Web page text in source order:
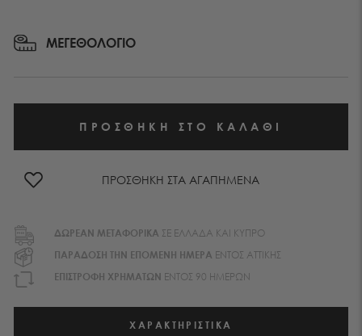
ΜΕΓΕΘΟΛΟΓΙΟ
ΠΡΟΣΘΗΚΗ ΣΤΑ ΑΓΑΠΗΜΕΝΑ
ΔΩΡΕΑΝ ΜΕΤΑΦΟΡΙΚA ΣΕ ΕΛΛΑΔΑ ΚΑΙ ΚΥΠΡΟ
ΠΑΡΑΔΟΣΗ ΤΗΝ ΕΠΟΜΕΝΗ ΗΜΕΡΑ ΕΝΤΟΣ ΑΤΤΙΚΗΣ
EΠΙΣΤΡΟΦΗ ΧΡΗΜΑΤΩΝ ΕΝΤΟΣ 90 ΗΜΕΡΩΝ
ΧΑΡΑΚΤΗΡΙΣΤΙΚΑ